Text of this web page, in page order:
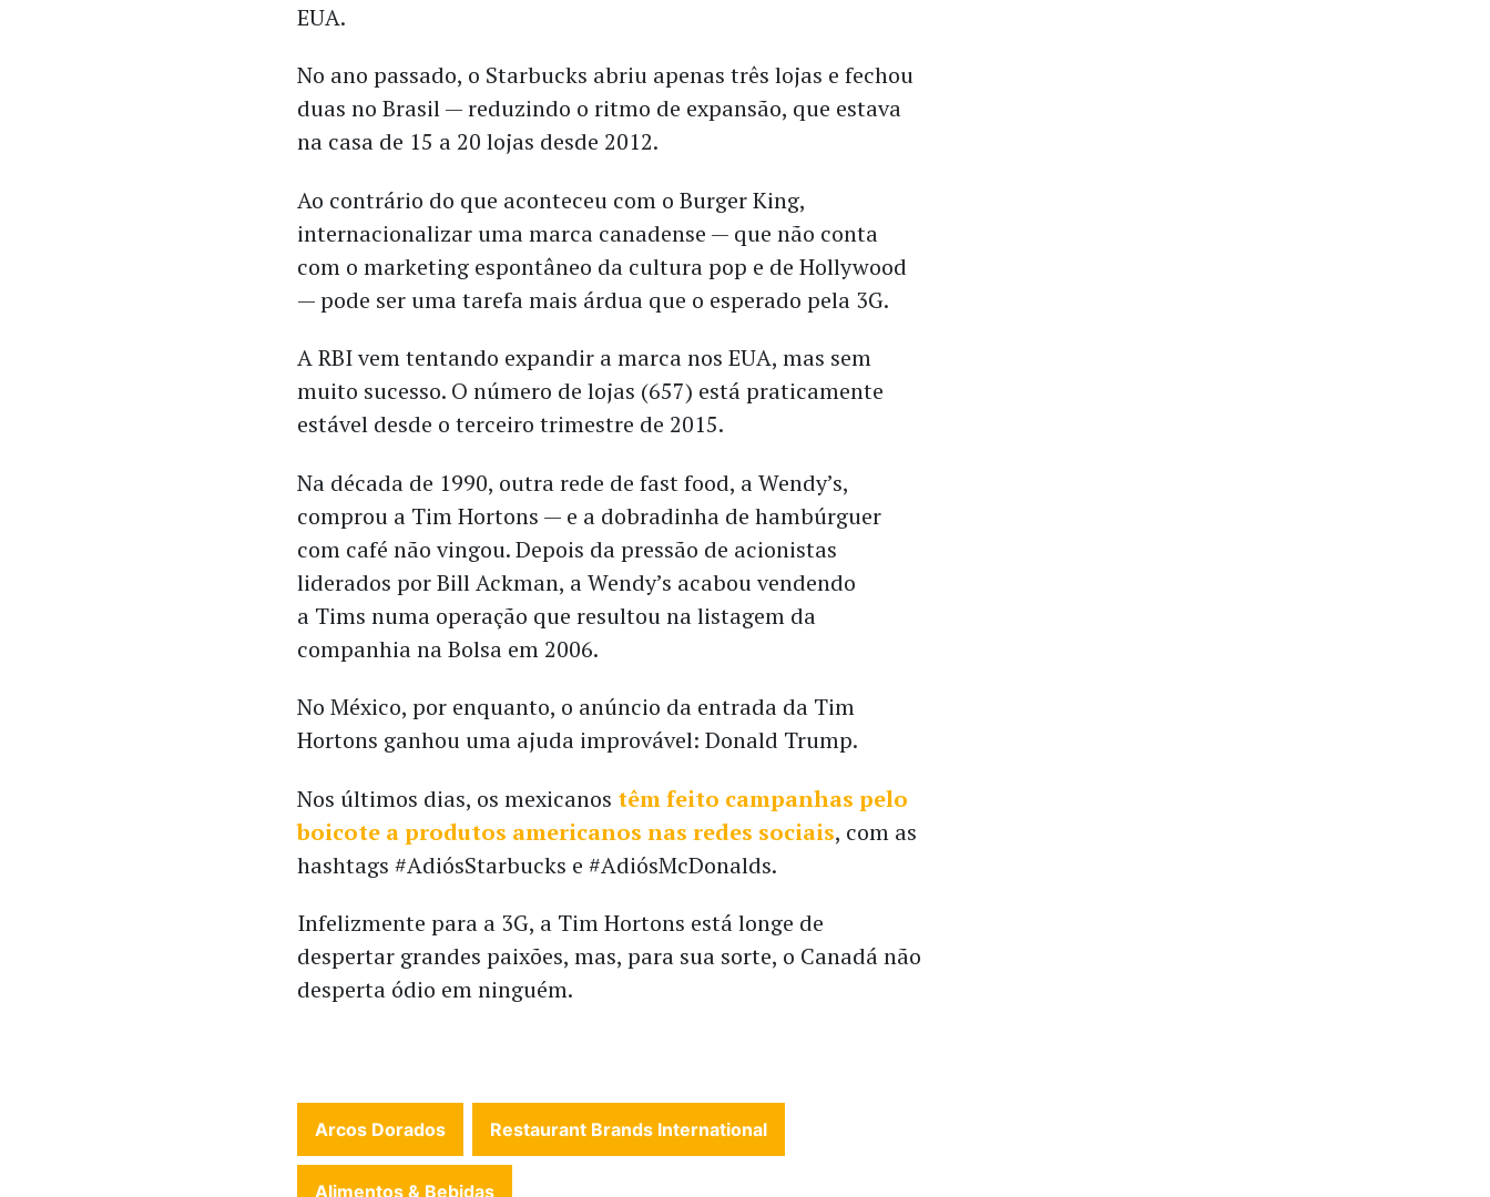
EUA.
No ano passado, o Starbucks abriu apenas três lojas e fechou
duas no Brasil — reduzindo o ritmo de expansão, que estava
na casa de 15 a 20 lojas desde 2012.
Ao contrário do que aconteceu com o Burger King,
internacionalizar uma marca canadense — que não conta
com o marketing espontâneo da cultura pop e de Hollywood
— pode ser uma tarefa mais árdua que o esperado pela 3G.
A RBI vem tentando expandir a marca nos EUA, mas sem
muito sucesso. O número de lojas (657) está praticamente
estável desde o terceiro trimestre de 2015.
Na década de 1990, outra rede de fast food, a Wendy’s,
comprou a Tim Hortons — e a dobradinha de hambúrguer
com café não vingou. Depois da pressão de acionistas
liderados por Bill Ackman, a Wendy’s acabou vendendo
a Tims numa operação que resultou na listagem da
companhia na Bolsa em 2006.
No México, por enquanto, o anúncio da entrada da Tim
Hortons ganhou uma ajuda improvável: Donald Trump.
Nos últimos dias, os mexicanos têm feito campanhas pelo
boicote a produtos americanos nas redes sociais, com as
hashtags #AdiósStarbucks e #AdiósMcDonalds.
Infelizmente para a 3G, a Tim Hortons está longe de
despertar grandes paixões, mas, para sua sorte, o Canadá não
desperta ódio em ninguém.
Arcos Dorados Restaurant Brands International
Alimentos & Bebidas